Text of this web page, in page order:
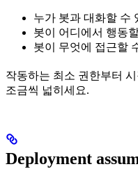
누가 봇과 대화할 수
봇이 어디에서 행동
봇이 무엇에 접근할
작동하는 최소 권한부터
조금씩 넓히세요.
Deployment